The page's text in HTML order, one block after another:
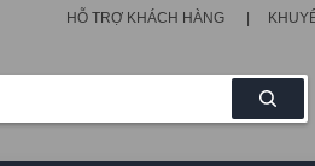
HỖ TRỢ KHÁCH HÀNG